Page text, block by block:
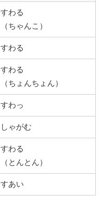
すわる
（ちゃんこ）
すわる
すわる
（ちょんちょん）
すわっ
しゃがむ
すわる
（とんとん）
すあい